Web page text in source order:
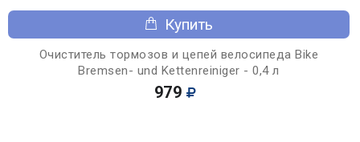
Купить
Очиститель тормозов и цепей велосипеда Bike
Bremsen- und Kettenreiniger - 0,4 л
979